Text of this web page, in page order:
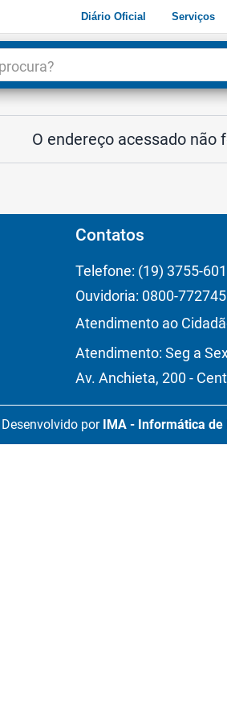
Diário Oficial Serviços
O endereço acessado não
Contatos
Telefone: (19) 3755-
Ouvidoria: 0800-
Atendimento ao
Atendimento: Seg a
Av. Anchieta, 200 -
Desenvolvido por IMA - Informática